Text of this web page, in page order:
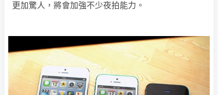
更加驚人，將會加強不少夜拍能力。